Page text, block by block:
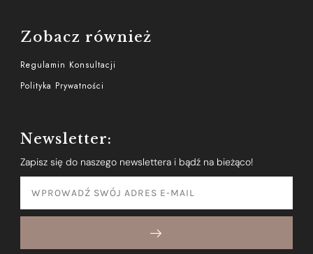
Zobacz również
Regulamin Konsultacji
Polityka Prywatności
Newsletter:
Zapisz się do naszego newslettera i bądź na bieżąco!